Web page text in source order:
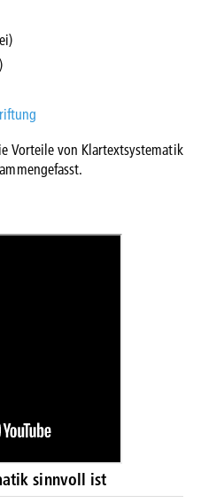
Vorteile von Klartextsystematik
sinnvoll ist